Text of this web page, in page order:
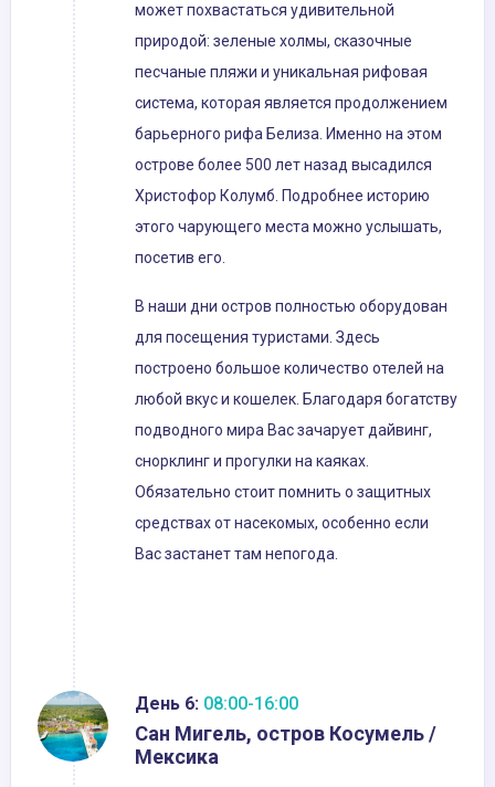
может похвастаться удивительной
природой: зеленые холмы, сказочные
песчаные пляжи и уникальная рифовая
система, которая является продолжением
барьерного рифа Белиза. Именно на этом
острове более 500 лет назад высадился
Христофор Колумб. Подробнее историю
этого чарующего места можно услышать,
посетив его.
В наши дни остров полностью оборудован
для посещения туристами. Здесь
построено большое количество отелей на
любой вкус и кошелек. Благодаря богатству
подводного мира Вас зачарует дайвинг,
снорклинг и прогулки на каяках.
Обязательно стоит помнить о защитных
средствах от насекомых, особенно если
Вас застанет там непогода.
День 6: 08:00-16:00
Сан Мигель, остров Косумель /
Мексика